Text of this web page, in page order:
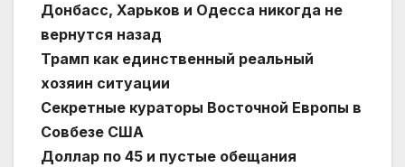
Донбасс, Харьков и Одесса никогда не
вернутся назад
Трамп как единственный реальный
хозяин ситуации
Секретные кураторы Восточной Европы в
Совбезе США
Доллар по 45 и пустые обещания